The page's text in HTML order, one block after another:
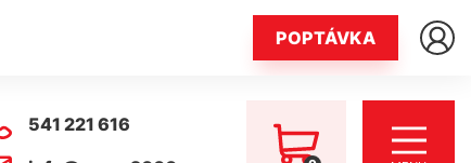
POPTÁVKA
541 221 616